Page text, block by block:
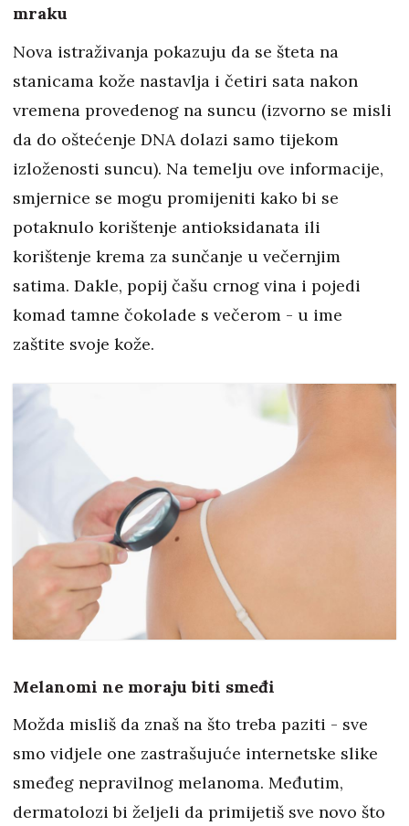
mraku
Nova istraživanja pokazuju da se šteta na
stanicama kože nastavlja i četiri sata nakon
vremena provedenog na suncu (izvorno se misli
da do oštećenje DNA dolazi samo tijekom
izloženosti suncu). Na temelju ove informacije,
smjernice se mogu promijeniti kako bi se
potaknulo korištenje antioksidanata ili
korištenje krema za sunčanje u večernjim
satima. Dakle, popij čašu crnog vina i pojedi
komad tamne čokolade s večerom - u ime
zaštite svoje kože.
Melanomi ne moraju biti smeđi
Možda misliš da znaš na što treba paziti - sve
smo vidjele one zastrašujuće internetske slike
smeđeg nepravilnog melanoma. Međutim,
dermatolozi bi željeli da primijetiš sve novo što